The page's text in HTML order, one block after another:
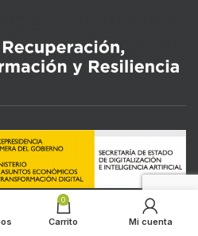
0
Carrito Mi cuenta